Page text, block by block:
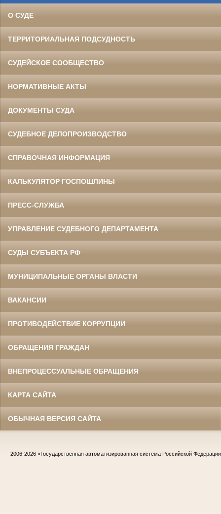
О СУДЕ
ТЕРРИТОРИАЛЬНАЯ ПОДСУДНОСТЬ
СУДЕЙСКОЕ СООБЩЕСТВО
НОРМАТИВНЫЕ АКТЫ
ДОКУМЕНТЫ СУДА
СУДЕБНОЕ ДЕЛОПРОИЗВОДСТВО
СПРАВОЧНАЯ ИНФОРМАЦИЯ
КАЛЬКУЛЯТОР ГОСПОШЛИНЫ
ПРЕСС-СЛУЖБА
УПРАВЛЕНИЕ СУДЕБНОГО ДЕПАРТАМЕНТА
СУДЫ СУБЪЕКТА РФ
МУНИЦИПАЛЬНЫЕ ОРГАНЫ ВЛАСТИ
ВАКАНСИИ
ПРОТИВОДЕЙСТВИЕ КОРРУПЦИИ
ОБРАЩЕНИЯ ГРАЖДАН
ВНЕПРОЦЕССУАЛЬНЫЕ ОБРАЩЕНИЯ
КАРТА САЙТА
ОБЫЧНАЯ ВЕРСИЯ САЙТА
2006-2026 «Государственная автоматизированная система Российской